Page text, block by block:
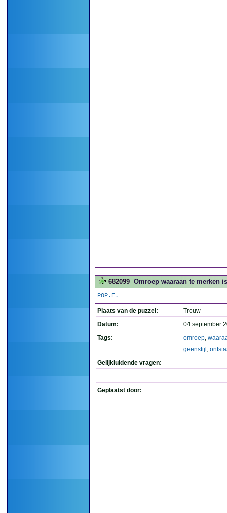
682099 Omroep waaraan te merken
POP.E.
Plaats van de puzzel:
Trouw
Datum:
04 september
Tags:
omroep,
geenstijl ,
Gelijkluidende vragen:
Geplaatst door: